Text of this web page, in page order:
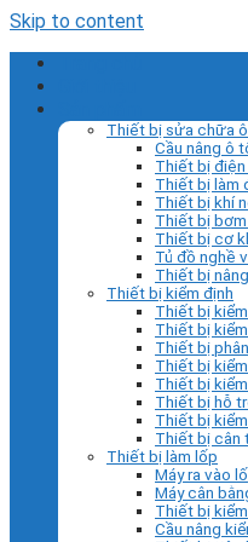
Skip to content
Thiết bị sửa chữa
Cầu nâng ô
Thiết bị
Thiết bị làm
Thiết bị khí
Thiết bị
Thiết bị cơ
Tủ đồ nghề
Thiết bị
Thiết bị kiểm định
Thiết bị
Thiết bị
Thiết bị
Thiết bị
Thiết bị
Thiết bị hỗ
Thiết bị
Thiết bị cân
Thiết bị làm lốp
Máy ra vào
Máy cân
Thiết bị
Cầu nâng